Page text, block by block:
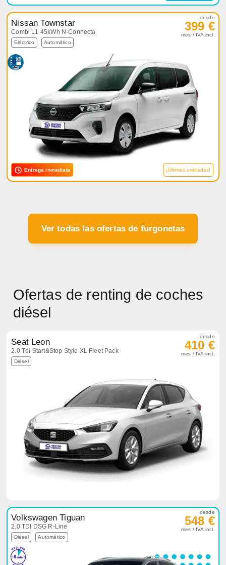
Nissan Townstar
Combi L1 45kWh N-Connecta
Eléctrico Automático
desde
399 €
mes / IVA incl.
Entrega inmediata ¡Últimas unidades!
Ver todas las ofertas de furgonetas
Ofertas de renting de coches
diésel
Seat Leon
2.0 Tdi Start&Stop Style XL Fleet Pack
Diésel
desde
410 €
mes / IVA incl.
Volkswagen Tiguan
2.0 TDI DSG R-Line
Diésel Automático
desde
548 €
mes / IVA incl.